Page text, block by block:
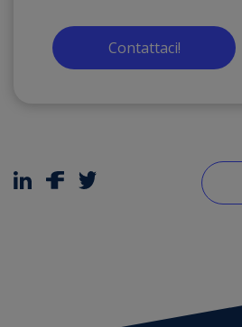
Contattaci!